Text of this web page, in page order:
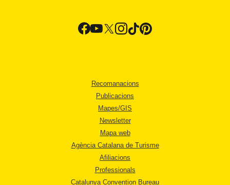
Recomanacions
Publicacions
Mapes/GIS
Newsletter
Mapa web
Agència Catalana de Turisme
Afiliacions
Professionals
Catalunya Convention Bureau